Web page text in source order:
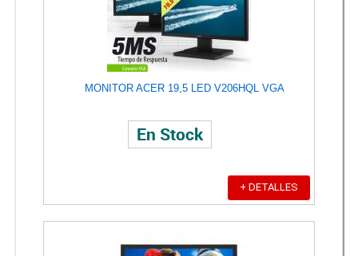
MONITOR ACER 19,5 LED V206HQL VGA
En Stock
+ DETALLES